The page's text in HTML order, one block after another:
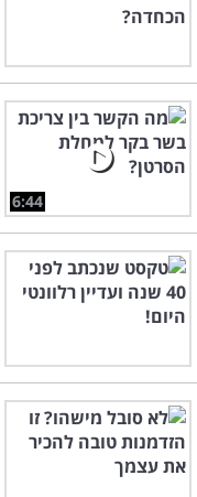
6:44